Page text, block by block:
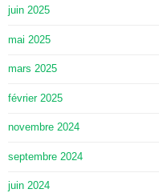
juin 2025
mai 2025
mars 2025
février 2025
novembre 2024
septembre 2024
juin 2024